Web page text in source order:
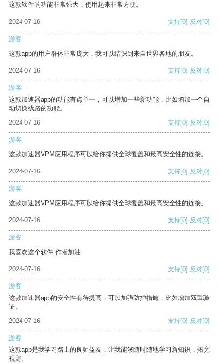
这款软件的功能非常强大，使用起来非常方便。
2024-07-16 支持[0] 反对[0]
游客
这款app的用户群体非常庞大，我可以结识到来自世界各地的朋友。
2024-07-16 支持[0] 反对[0]
游客
这款加速器app的功能有点单一，可以增加一些新功能，比如增加一个自
动切换线路的功能。
2024-07-16
支持[0] 反对[0]
游客
这款加速器VPM应用程序可以给你提供全球覆盖和最高安全性的连接。
2024-07-16 支持[0] 反对[0]
游客
这款加速器VPM应用程序可以给你提供全球覆盖和最高安全性的连接。
2024-07-16 支持[0] 反对[0]
游客
我喜欢这个软件 作者加油
2024-07-16 支持[0] 反对[0]
游客
这款加速器app的安全性有待提高，可以加强防护措施，比如增加双重验
证。
2024-07-16
支持[0] 反对[0]
游客
这款app是我学习路上的良师益友，让我能够随时随地学习新知识，拓宽
视野。